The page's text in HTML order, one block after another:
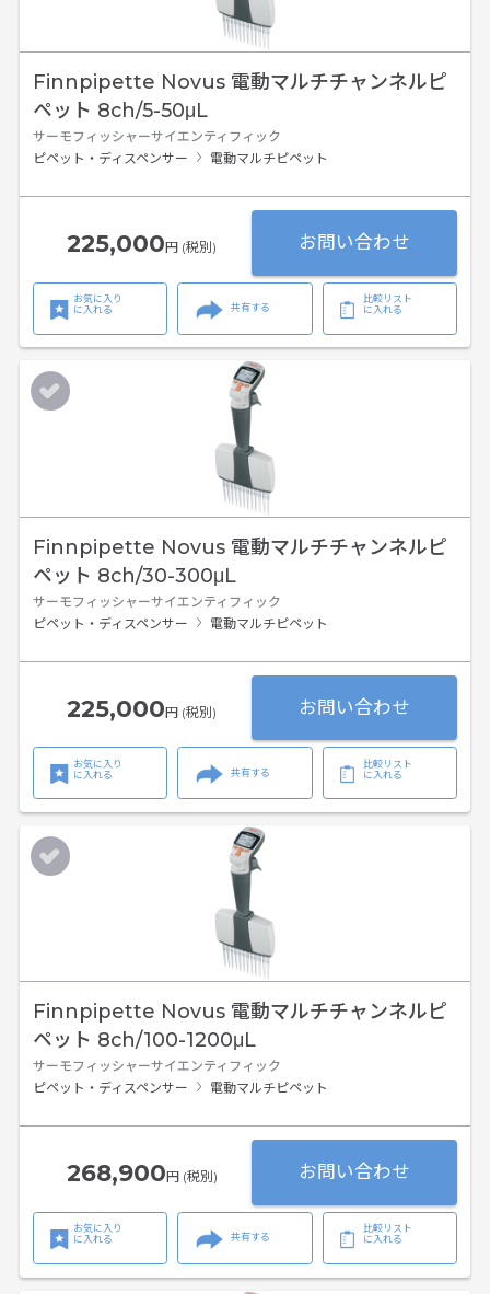
Finnpipette Novus 電動マルチチャンネルピ
ペット 8ch/5-50μL
サーモフィッシャーサイエンティフィック
ピペット・ディスペンサー
電動マルチピペット
225,000円 (税別) お問い合わせ
お気に入り
に入れる
共有する
比較リスト
に入れる
Finnpipette Novus 電動マルチチャンネルピ
ペット 8ch/30-300μL
サーモフィッシャーサイエンティフィック
ピペット・ディスペンサー
電動マルチピペット
225,000円 (税別) お問い合わせ
お気に入り
に入れる
共有する
比較リスト
に入れる
Finnpipette Novus 電動マルチチャンネルピ
ペット 8ch/100-1200μL
サーモフィッシャーサイエンティフィック
ピペット・ディスペンサー
電動マルチピペット
268,900円 (税別) お問い合わせ
お気に入り
に入れる
共有する
比較リスト
に入れる